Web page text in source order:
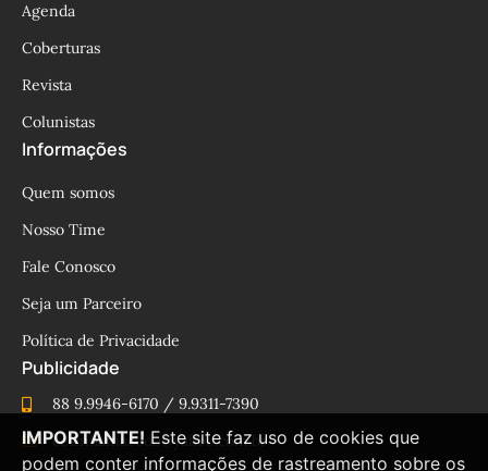
Agenda
Coberturas
Revista
Colunistas
Informações
Quem somos
Nosso Time
Fale Conosco
Seja um Parceiro
Política de Privacidade
Publicidade
88 9.9946-6170 / 9.9311-7390
cesinhamacedo@yahoo.com.br
IMPORTANTE! Este site faz uso de cookies que
podem conter informações de rastreamento sobre os